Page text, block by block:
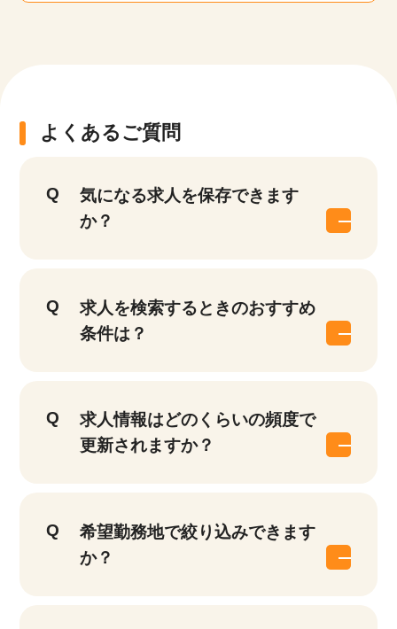
よくあるご質問
気になる求人を保存できます
か？
求人を検索するときのおすすめ
条件は？
求人情報はどのくらいの頻度で
更新されますか？
希望勤務地で絞り込みできます
か？